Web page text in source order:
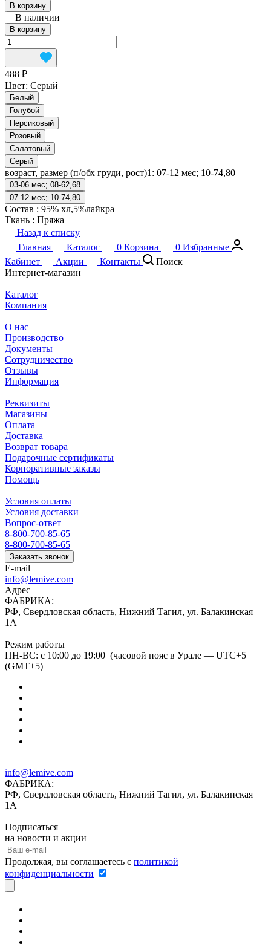
В корзину
В наличии
В корзину
488 ₽
Цвет: Серый
Белый
Голубой
Персиковый
Розовый
Салатовый
Серый
возраст, размер (п/обх груди, рост)1: 07-12 мес; 10-74,80
03-06 мес; 08-62,68
07-12 мес; 10-74,80
Состав : 95% хл,5%лайкра
Ткань : Пряжа
Назад к списку
Главная
Каталог 0 Корзина 0 Избранные
Кабинет
Акции Контакты
Поиск
Интернет-магазин
Каталог
Компания
О нас
Производство
Документы
Сотрудничество
Отзывы
Информация
Реквизиты
Магазины
Оплата
Доставка
Возврат товара
Подарочные сертификаты
Корпоративные заказы
Помощь
Условия оплаты
Условия доставки
Вопрос-ответ
8-800-700-85-65
8-800-700-85-65
Заказать звонок
E-mail
info@lemive.com
Адрес
ФАБРИКА:
РФ, Свердловская область, Нижний Тагил, ул. Балакинская
1А
Режим работы
ПН-ВС: с 10:00 до 19:00 (часовой пояс в Урале — UTC+5
(GMT+5)
info@lemive.com
ФАБРИКА:
РФ, Свердловская область, Нижний Тагил, ул. Балакинская
1А
Подписаться
на новости и акции
Продолжая, вы соглашаетесь с политикой
конфиденциальности